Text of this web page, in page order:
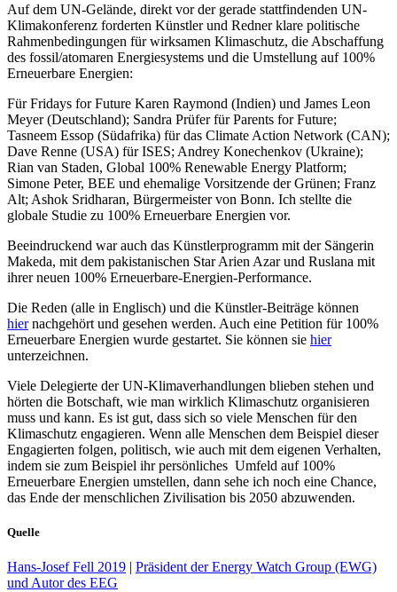
Auf dem UN-Gelände, direkt vor der gerade stattfindenden UN-
Klimakonferenz forderten Künstler und Redner klare politische
Rahmenbedingungen für wirksamen Klimaschutz, die Abschaffung
des fossil/atomaren Energiesystems und die Umstellung auf 100%
Erneuerbare Energien:
Für Fridays for Future Karen Raymond (Indien) und James Leon
Meyer (Deutschland); Sandra Prüfer für Parents for Future;
Tasneem Essop (Südafrika) für das Climate Action Network (CAN);
Dave Renne (USA) für ISES; Andrey Konechenkov (Ukraine);
Rian van Staden, Global 100% Renewable Energy Platform;
Simone Peter, BEE und ehemalige Vorsitzende der Grünen; Franz
Alt; Ashok Sridharan, Bürgermeister von Bonn. Ich stellte die
globale Studie zu 100% Erneuerbare Energien vor.
Beeindruckend war auch das Künstlerprogramm mit der Sängerin
Makeda, mit dem pakistanischen Star Arien Azar und Ruslana mit
ihrer neuen 100% Erneuerbare-Energien-Performance.
Die Reden (alle in Englisch) und die Künstler-Beiträge können
hiernachgehört und gesehen werden. Auch eine Petition für 100%
Erneuerbare Energien wurde gestartet. Sie können sie hier
unterzeichnen.
Viele Delegierte der UN-Klimaverhandlungen blieben stehen und
hörten die Botschaft, wie man wirklich Klimaschutz organisieren
muss und kann. Es ist gut, dass sich so viele Menschen für den
Klimaschutz engagieren. Wenn alle Menschen dem Beispiel dieser
Engagierten folgen, politisch, wie auch mit dem eigenen Verhalten,
indem sie zum Beispiel ihr persönliches Umfeld auf 100%
Erneuerbare Energien umstellen, dann sehe ich noch eine Chance,
das Ende der menschlichen Zivilisation bis 2050 abzuwenden.
Quelle
Hans-Josef Fell 2019 | Präsident der Energy Watch Group (EWG)
und Autor des EEG